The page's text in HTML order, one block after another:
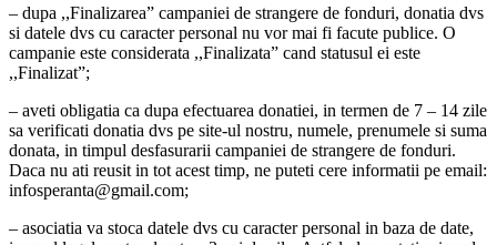
– dupa ,,Finalizarea” campaniei de strangere de fonduri, donatia dvs
si datele dvs cu caracter personal nu vor mai fi facute publice. O
campanie este considerata ,,Finalizata” cand statusul ei este
,,Finalizat”;
– aveti obligatia ca dupa efectuarea donatiei, in termen de 7 – 14 zile
sa verificati donatia dvs pe site-ul nostru, numele, prenumele si suma
donata, in timpul desfasurarii campaniei de strangere de fonduri.
Daca nu ati reusit in tot acest timp, ne puteti cere informatii pe email:
infosperanta@gmail.com;
– asociatia va stoca datele dvs cu caracter personal in baza de date,